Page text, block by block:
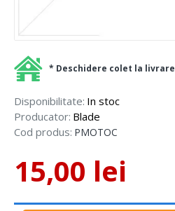
Disponibilitate: In stoc
Producator: Blade
Cod produs: PMOTOC
15,00 lei
* Deschidere colet la livrare